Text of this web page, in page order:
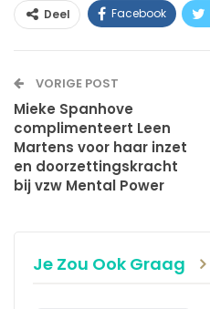
Deel Facebook
VORIGE POST
Mieke Spanhove
complimenteert Leen
Martens voor haar inzet
en doorzettingskracht
bij vzw Mental Power
Je Zou Ook Graag